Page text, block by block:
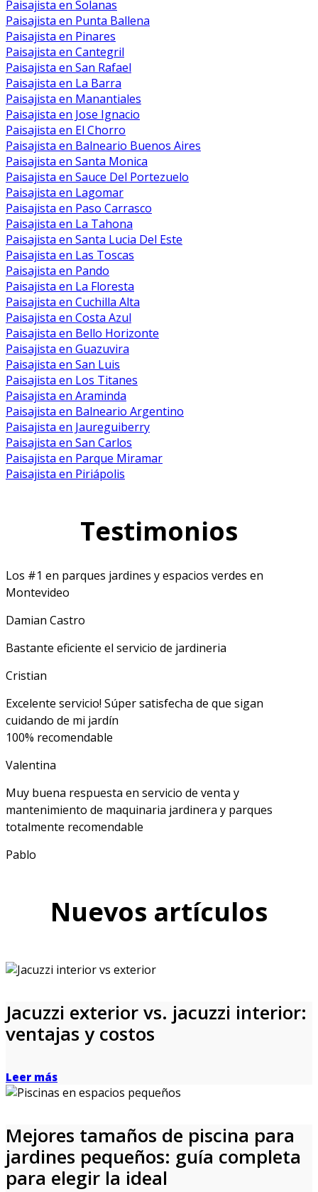
Paisajista en Solanas
Paisajista en Punta Ballena
Paisajista en Pinares
Paisajista en Cantegril
Paisajista en San Rafael
Paisajista en La Barra
Paisajista en Manantiales
Paisajista en Jose Ignacio
Paisajista en El Chorro
Paisajista en Balneario Buenos Aires
Paisajista en Santa Monica
Paisajista en Sauce Del Portezuelo
Paisajista en Lagomar
Paisajista en Paso Carrasco
Paisajista en La Tahona
Paisajista en Santa Lucia Del Este
Paisajista en Las Toscas
Paisajista en Pando
Paisajista en La Floresta
Paisajista en Cuchilla Alta
Paisajista en Costa Azul
Paisajista en Bello Horizonte
Paisajista en Guazuvira
Paisajista en San Luis
Paisajista en Los Titanes
Paisajista en Araminda
Paisajista en Balneario Argentino
Paisajista en Jaureguiberry
Paisajista en San Carlos
Paisajista en Parque Miramar
Paisajista en Piriápolis
Testimonios
Los #1 en parques jardines y espacios verdes en
Montevideo
Damian Castro
Bastante eficiente el servicio de jardineria
Cristian
Excelente servicio! Súper satisfecha de que sigan
cuidando de mi jardín
100% recomendable
Valentina
Muy buena respuesta en servicio de venta y
mantenimiento de maquinaria jardinera y parques
totalmente recomendable
Pablo
Nuevos artículos
Jacuzzi exterior vs. jacuzzi interior:
ventajas y costos
Leer más
Mejores tamaños de piscina para
jardines pequeños: guía completa
para elegir la ideal